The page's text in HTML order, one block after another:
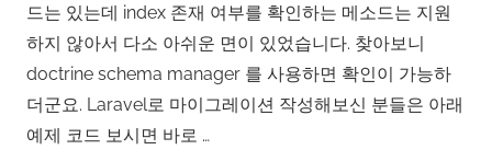
드는 있는데 index 존재 여부를 확인하는 메소드는 지원
하지 않아서 다소 아쉬운 면이 있었습니다. 찾아보니
doctrine schema manager 를 사용하면 확인이 가능하
더군요. Laravel로 마이그레이션 작성해보신 분들은 아래
예제 코드 보시면 바로 …